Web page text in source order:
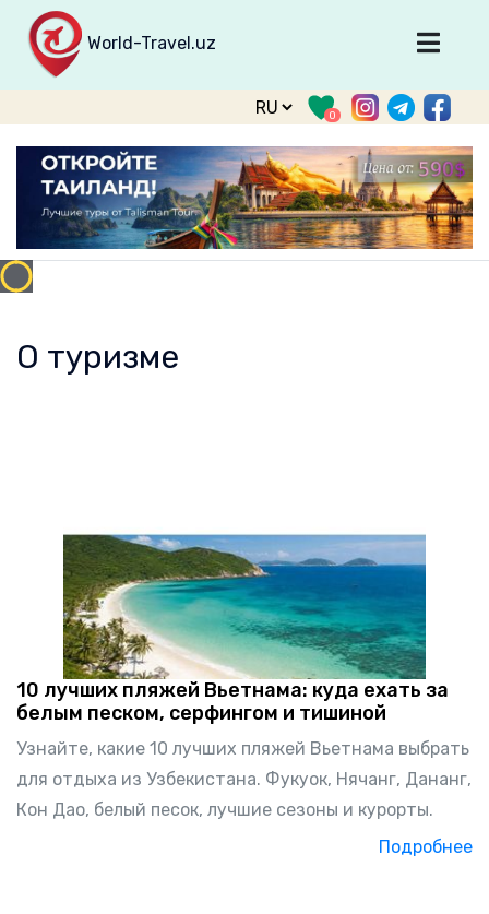
World-Travel.uz
Главная
Направления
Туры
Тур. фирмы
Табло прилета
0
О туризме
10 лучших пляжей Вьетнама: куда ехать за
белым песком, серфингом и тишиной
Узнайте, какие 10 лучших пляжей Вьетнама выбрать
для отдыха из Узбекистана. Фукуок, Нячанг, Дананг,
Кон Дао, белый песок, лучшие сезоны и курорты.
Подробнее